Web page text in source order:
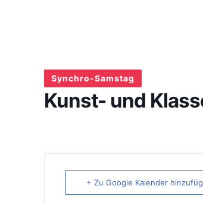
Synchro-Samstag
Kunst- und
+ Zu Google Kalender